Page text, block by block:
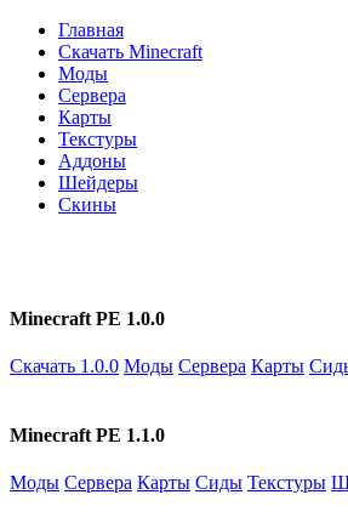
Главная
Скачать Minecraft
Моды
Сервера
Карты
Текстуры
Аддоны
Шейдеры
Скины
Minecraft PE 1.0.0
Скачать 1.0.0 Моды Сервера Карты
Minecraft PE 1.1.0
Моды Сервера Карты Сиды Текстуры